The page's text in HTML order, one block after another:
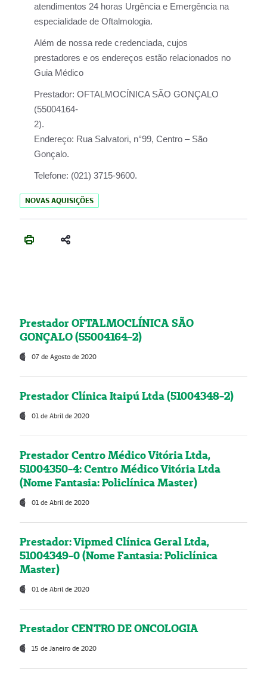
atendimentos 24 horas Urgência e Emergência na
especialidade de Oftalmologia.
Além de nossa rede credenciada, cujos
prestadores e os endereços estão relacionados no
Guia Médico
Prestador: OFTALMOCÍNICA SÃO GONÇALO
(55004164-
2).
Endereço: Rua Salvatori, n°99, Centro – São
Gonçalo.
Telefone: (021) 3715-9600.
NOVAS AQUISIÇÕES
Prestador OFTALMOCLÍNICA SÃO
GONÇALO (55004164-2)
07 de Agosto de 2020
Prestador Clínica Itaipú Ltda (51004348-2)
01 de Abril de 2020
Prestador Centro Médico Vitória Ltda,
51004350-4: Centro Médico Vitória Ltda
(Nome Fantasia: Policlínica Master)
01 de Abril de 2020
Prestador: Vipmed Clínica Geral Ltda,
51004349-0 (Nome Fantasia: Policlínica
Master)
01 de Abril de 2020
Prestador CENTRO DE ONCOLOGIA
15 de Janeiro de 2020